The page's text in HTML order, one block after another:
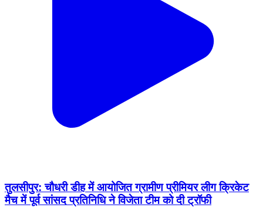
तुलसीपुर: चौधरी डीह में आयोजित ग्रामीण प्रीमियर लीग क्रिकेट
मैच में पूर्व सांसद प्रतिनिधि ने विजेता टीम को दी ट्रॉफी